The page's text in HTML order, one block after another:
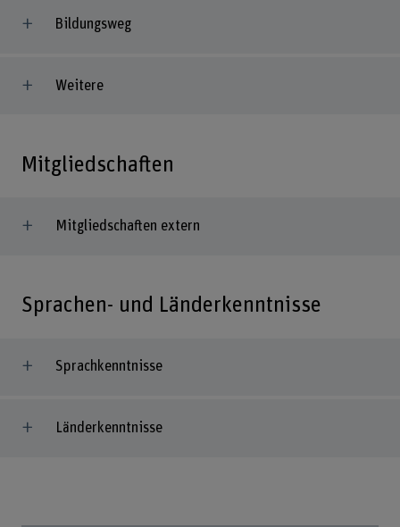
Bildungsweg
Weitere
Mitgliedschaften
Mitgliedschaften extern
Sprachen- und Länderkenntnisse
Sprachkenntnisse
Länderkenntnisse